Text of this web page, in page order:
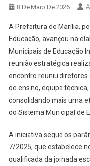
8 De Maio De 2026
A Prefeitura de Marília,
Educação, avançou na
Municipais de Educação
reunião estratégica
encontro reuniu diretores
de ensino, equipe
consolidando mais uma
do Sistema Municipal de
A iniciativa segue os
7/2025, que estabelece
qualificada da jornada